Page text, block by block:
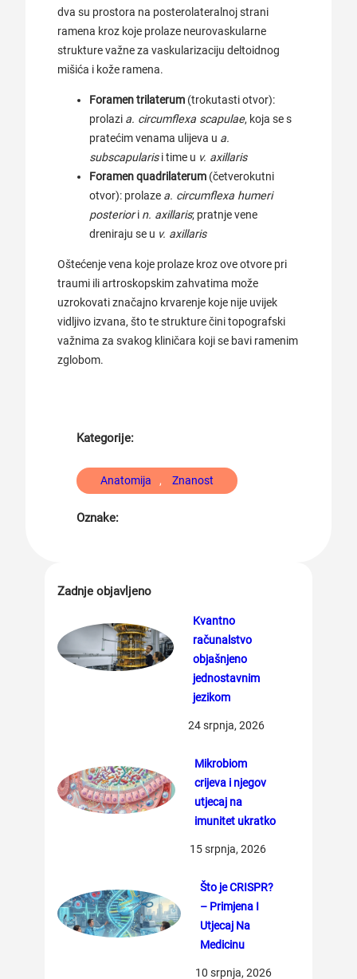
dva su prostora na posterolateralnoj strani
ramena kroz koje prolaze neurovaskularne
strukture važne za vaskularizaciju deltoidnog
mišića i kože ramena.
Foramen trilaterum (trokutasti otvor):
prolazi a. circumflexa scapulae, koja se s
pratećim venama ulijeva u a.
subscapularisi time u v. axillaris
Foramen quadrilaterum (četverokutni
otvor): prolaze a. circumflexa humeri
posteriori n. axillaris; pratnje vene
dreniraju se u v. axillaris
Oštećenje vena koje prolaze kroz ove otvore pri
traumi ili artroskopskim zahvatima može
uzrokovati značajno krvarenje koje nije uvijek
vidljivo izvana, što te strukture čini topografski
važnima za svakog kliničara koji se bavi ramenim
zglobom.
Kategorije:
Anatomija , Znanost
Oznake:
Zadnje objavljeno
Kvantno
računalstvo
objašnjeno
jednostavnim
jezikom
24 srpnja, 2026
Mikrobiom
crijeva i njegov
utjecaj na
imunitet ukratko
15 srpnja, 2026
Što je CRISPR?
– Primjena I
Utjecaj Na
Medicinu
10 srpnja, 2026